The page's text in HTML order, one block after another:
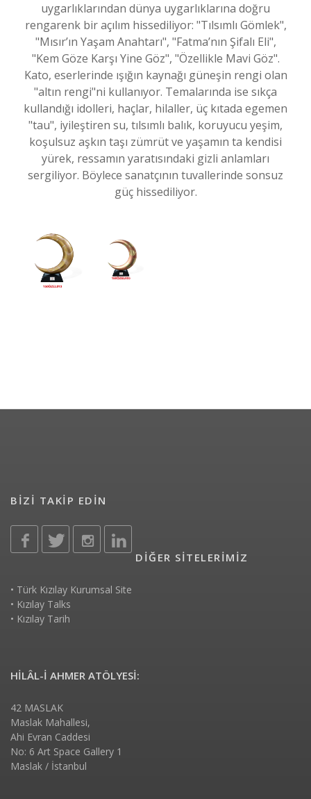
uygarlıklarından dünya uygarlıklarına doğru
rengarenk bir açılım hissediliyor: "Tılsımlı Gömlek",
"Mısır’ın Yaşam Anahtarı", "Fatma’nın Şifalı Eli",
"Kem Göze Karşı Yine Göz", "Özellikle Mavi Göz".
Kato, eserlerinde ışığın kaynağı güneşin rengi olan
"altın rengi"ni kullanıyor. Temalarında ise sıkça
kullandığı idolleri, haçlar, hilaller, üç kıtada egemen
"tau", iyileştiren su, tılsımlı balık, koruyucu yeşim,
koşulsuz aşkın taşı zümrüt ve yaşamın ta kendisi
yürek, ressamın yaratısındaki gizli anlamları
sergiliyor. Böylece sanatçının tuvallerinde sonsuz
güç hissediliyor.
BİZİ TAKİP EDİN
DİĞER SİTELERİMİZ
• Türk Kızılay Kurumsal Site
• Kızılay Talks
• Kızılay Tarih
HİLÂL-İ AHMER ATÖLYESİ:
42 MASLAK
Maslak Mahallesi,
Ahi Evran Caddesi
No: 6 Art Space Gallery 1
Maslak / İstanbul